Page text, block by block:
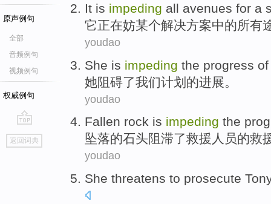
原声例句
全部
音频例句
视频例句
权威例句
go
top
返回词典
It is impeding all avenues for a
它正在妨某个解决方案中的所有
youdao
She is impeding the progress of
她阻碍了我们计划 的进展 。
youdao
Fallen rock is impeding the
坠落的石头阻滞了救援 人员的救
youdao
She threatens to prosecute